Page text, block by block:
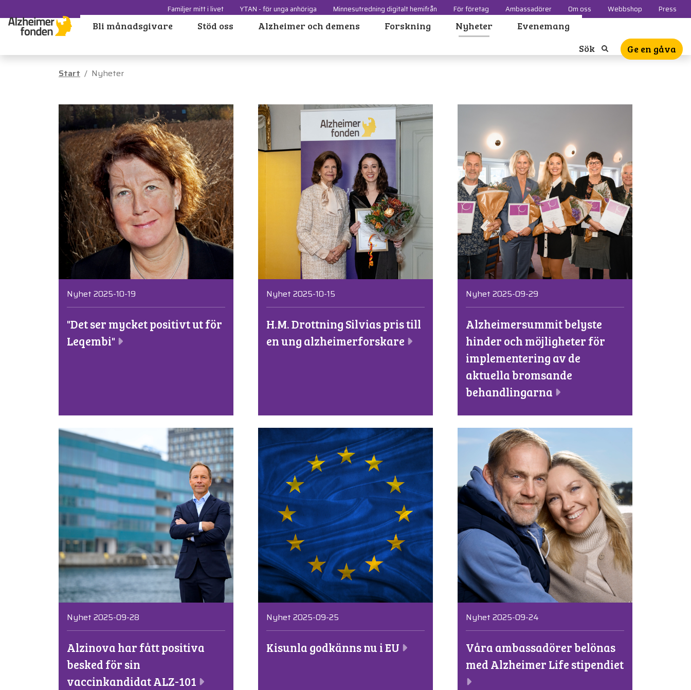
Familjer mitt i livet YTAN - för unga anhöriga Minnesutredning digitalt hemifrån För företag Ambassadörer Om oss Webbshop Press
Sök Ge en gåva
Bli månadsgivare Stöd oss Alzheimer och demens Forskning Nyheter Evenemang
Start Nyheter
Nyhet 2025-10-19
"Det ser mycket positivt ut för
Leqembi"
Nyhet 2025-10-15
H.M. Drottning Silvias pris till
en ung alzheimerforskare
Nyhet 2025-09-29
Alzheimersummit belyste
hinder och möjligheter för
implementering av de
aktuella bromsande
behandlingarna
Nyhet 2025-09-28
Alzinova har fått positiva
besked för sin
vaccinkandidat ALZ-101
Nyhet 2025-09-25
Kisunla godkänns nu i EU
Nyhet 2025-09-24
Våra ambassadörer belönas
med Alzheimer Life stipendiet